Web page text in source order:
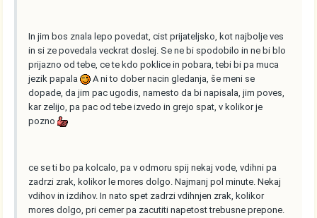
In jim bos znala lepo povedat, cist prijateljsko, kot najbolje ves
in si ze povedala veckrat doslej. Se ne bi spodobilo in ne bi blo
prijazno od tebe, ce te kdo poklice in pobara, tebi bi pa muca
jezik papala
A ni to dober nacin gledanja, še meni se
dopade, da jim pac ugodis, namesto da bi napisala, jim poves,
kar zelijo, pa pac od tebe izvedo in grejo spat, v kolikor je
pozno
ce se ti bo pa kolcalo, pa v odmoru spij nekaj vode, vdihni pa
zadrzi zrak, kolikor le mores dolgo. Najmanj pol minute. Nekaj
vdihov in izdihov. In nato spet zadrzi vdihnjen zrak, kolikor
mores dolgo, pri cemer pa zacutiti napetost trebusne prepone.